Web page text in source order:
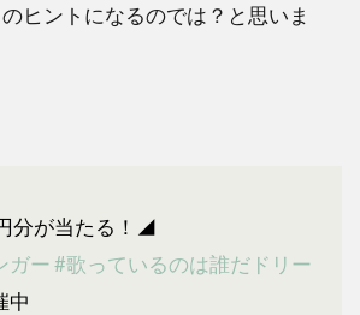
ヒントになるのでは？と思いま
分が当たる！◢
ガー#歌っているのは誰だドリー
中